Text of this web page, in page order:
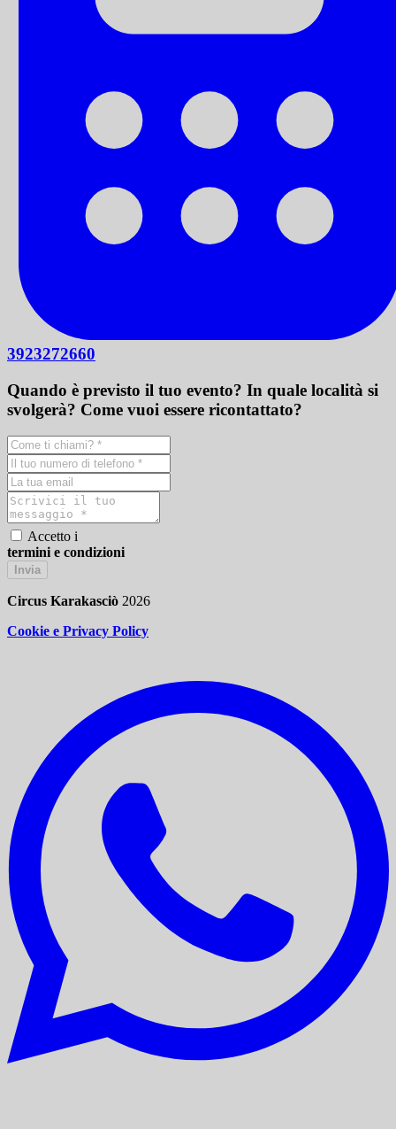
3923272660
Quando è previsto il tuo evento? In quale località si
svolgerà? Come vuoi essere ricontattato?
Accetto i
termini e condizioni
Invia
Circus Karakasciò 2026
Cookie e Privacy Policy